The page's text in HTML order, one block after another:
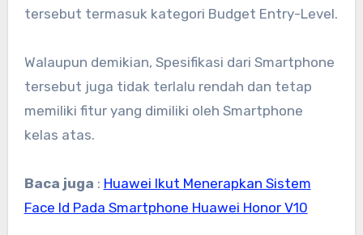
tersebut termasuk kategori Budget Entry-Level.
Walaupun demikian, Spesifikasi dari Smartphone
tersebut juga tidak terlalu rendah dan tetap
memiliki fitur yang dimiliki oleh Smartphone
kelas atas.
Baca juga : Huawei Ikut Menerapkan Sistem
Face Id Pada Smartphone Huawei Honor V10